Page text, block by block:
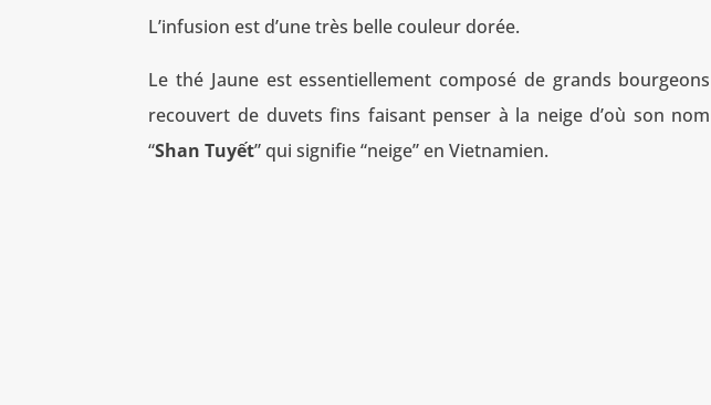
L’infusion est d’une très belle couleur dorée.
Le thé Jaune est essentiellement composé de grands bourgeons
recouvert de duvets fins faisant penser à la neige d’où son nom
“Shan Tuyết” qui signifie “neige” en Vietnamien.